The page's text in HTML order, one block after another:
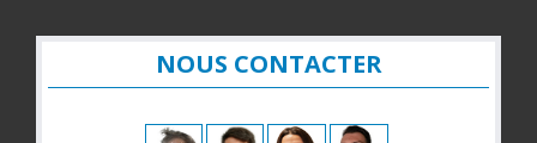
NOUS CONTACTER